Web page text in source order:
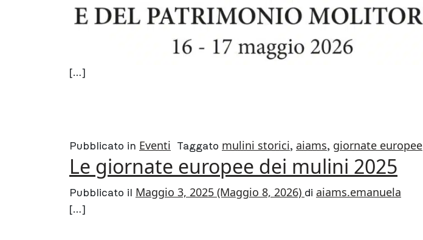
[…]
Pubblicato in Eventi Taggato mulini storici, aiams, giornate europee
Le giornate europee dei mulini 2025
Pubblicato il Maggio 3, 2025 (Maggio 8, 2026) di aiams.emanuela
[…]